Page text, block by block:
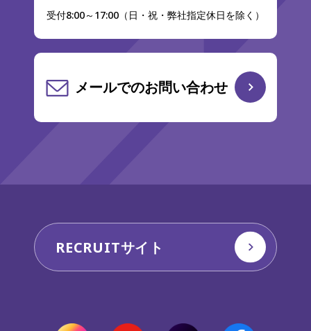
受付8:00～17:00（日・祝・弊社指定休日を除く）
メールでのお問い合わせ
RECRUITサイト